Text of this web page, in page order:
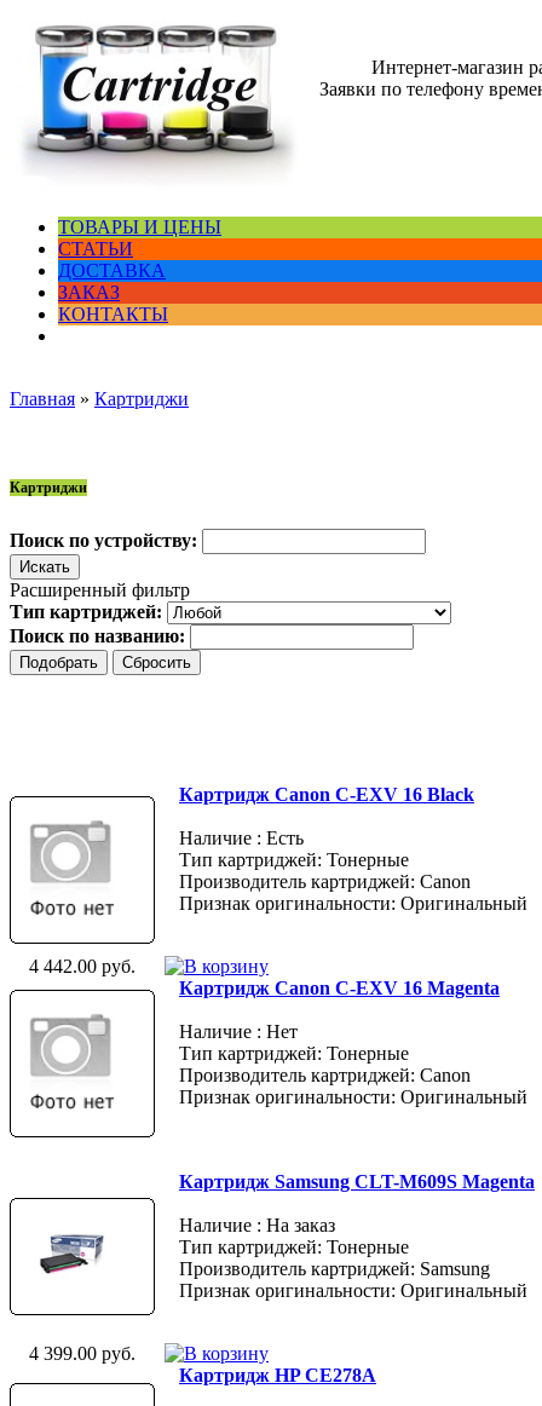
Интернет-магазин
Заявки по телефону
ТОВАРЫ И ЦЕНЫ
СТАТЬИ
ДОСТАВКА
ЗАКАЗ
КОНТАКТЫ
Главная » Картриджи
Картриджи
Поиск по устройству:
Расширенный фильтр
Тип картриджей:
Поиск по названию:
Картридж Canon C-EXV 16 Black
Наличие : Есть
Тип картриджей: Тонерные
Производитель картриджей: Canon
Признак оригинальности: Оригинальный
4 442.00 руб.
Картридж Canon C-EXV 16 Magenta
Наличие : Нет
Тип картриджей: Тонерные
Производитель картриджей: Canon
Признак оригинальности: Оригинальный
Картридж Samsung CLT-M609S Magenta
Наличие : На заказ
Тип картриджей: Тонерные
Производитель картриджей: Samsung
Признак оригинальности: Оригинальный
4 399.00 руб.
Картридж HP CE278A